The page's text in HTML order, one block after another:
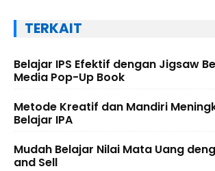
TERKAIT
Belajar IPS Efektif dengan Jigsaw
Media Pop-Up Book
Metode Kreatif dan Mandiri
Belajar IPA
Mudah Belajar Nilai Mata Uang
and Sell